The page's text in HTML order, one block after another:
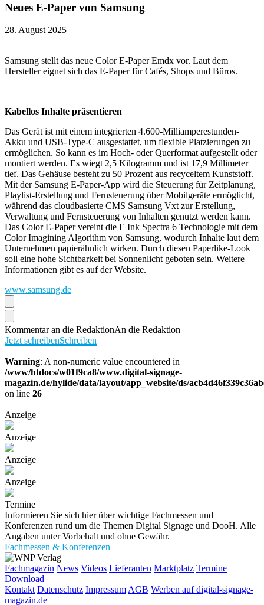
Neues E-Paper von Samsung
28. August 2025
Samsung stellt das neue Color E-Paper Emdx vor. Laut dem
Hersteller eignet sich das E-Paper für Cafés, Shops und Büros.
Kabellos Inhalte präsentieren
Das Gerät ist mit einem integrierten 4.600-Milliamperestunden-
Akku und USB-Type-C ausgestattet, um flexible Platzierungen zu
ermöglichen. So kann es im Hoch- oder Querformat aufgestellt oder
montiert werden. Es wiegt 2,5 Kilogramm und ist 17,9 Millimeter
tief. Das Gehäuse besteht zu 50 Prozent aus recyceltem Kunststoff.
Mit der Samsung E-Paper-App wird die Steuerung für Zeitplanung,
Playlist-Erstellung und Fernsteuerung über Mobilgeräte ermöglicht,
während das cloudbasierte CMS Samsung Vxt zur Erstellung,
Verwaltung und Fernsteuerung von Inhalten genutzt werden kann.
Das Color E-Paper vereint die E Ink Spectra 6 Technologie mit dem
Color Imagining Algorithm von Samsung, wodurch Inhalte laut dem
Unternehmen papierähnlich wirken. Durch diesen Paperlike-Look
soll eine hohe Sichtbarkeit bei Sonnenlicht geboten sein. Weitere
Informationen gibt es auf der Website.
www.samsung.de
Kommentar an die RedaktionAn die Redaktion
Jetzt schreibenSchreiben
Warning: A non-numeric value encountered in
/www/htdocs/w01f9ca8/www.digital-signage-
magazin.de/hylide/data/layout/app_website/ds/
on line 26
Anzeige
Anzeige
Anzeige
Anzeige
Termine
Informieren Sie sich hier über wichtige Fachmessen und
Konferenzen rund um die Themen Digital Signage und DooH. Alle
Angaben unter Vorbehalt und ohne Gewähr.
Fachmessen & Konferenzen
Fachmagazin News Videos Lieferanten Marktplatz Termine
Download
Kontakt Datenschutz ImpressumAGB Werben auf digital-signage-
magazin.de